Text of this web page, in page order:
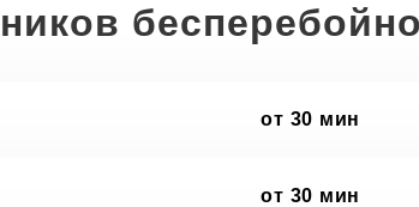
от 30 мин
от 30 мин